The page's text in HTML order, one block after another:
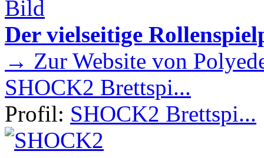
Der vielseitige
→ Zur Website von
SHOCK2 Brettspi...
Profil: SHOCK2 Brettspi...